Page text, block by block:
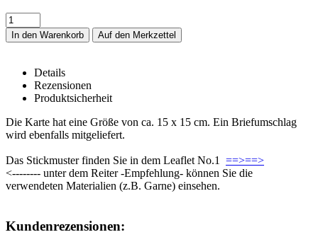
In den Warenkorb
Details
Rezensionen
Produktsicherheit
PP-Karte -Schneeglöckchen- – Details
Die Karte hat eine Größe von ca. 15 x 15 cm. Ein Briefumschlag
wird ebenfalls mitgeliefert.
Das Stickmuster finden Sie in dem Leaflet No.1 ==>==>
<-------- unter dem Reiter -Empfehlung- können Sie die
verwendeten Materialien (z.B. Garne) einsehen.
Rezensionen
Kundenrezensionen: